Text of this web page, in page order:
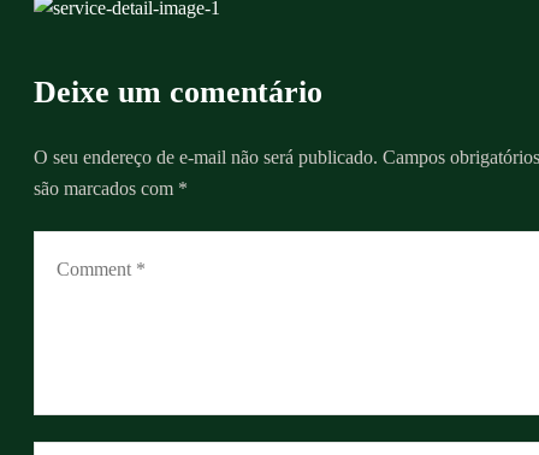
Deixe um comentário
O seu endereço de e-mail não será publicado. Campos obrigatórios
são marcados com *